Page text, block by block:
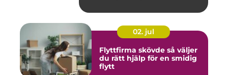
02. jul
Flyttfirma skövde så väljer
du rätt hjälp för en smidig
flytt